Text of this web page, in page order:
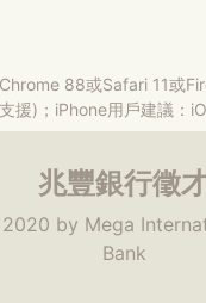
88或Safari 11或
援)；iPhone用戶建議：
兆豐銀行徵
by Mega
Bank